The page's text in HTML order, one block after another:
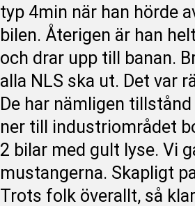
typ 4min när han hörde
bilen. Återigen är han
och drar upp till banan.
alla NLS ska ut. Det var
De har nämligen
ner till industriområdet
2 bilar med gult lyse. Vi
mustangerna. Skapligt
Trots folk överallt, så